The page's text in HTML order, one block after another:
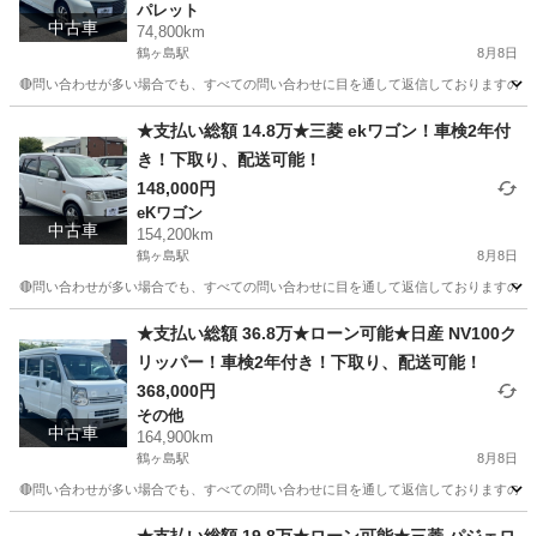
中古車
パレット
74,800km
鶴ヶ島駅 8月8日
🔴問い合わせが多い場合でも、すべての問い合わせに目を通して返信しております
鶴ヶ島駅 パレット 車両
中古車
★支払い総額 14.8万★三菱 ekワゴン！車検2年付
き！下取り、配送可能！
148,000円
eKワゴン
154,200km
鶴ヶ島駅 8月8日
🔴問い合わせが多い場合でも、すべての問い合わせに目を通して返信しております
鶴ヶ島駅 eKワゴン
中古車
★支払い総額 36.8万★ローン可能★日産 NV100ク
リッパー！車検2年付き！下取り、配送可能！
368,000円
その他
164,900km
鶴ヶ島駅 8月8日
🔴問い合わせが多い場合でも、すべての問い合わせに目を通して返信しております
鶴ヶ島駅 その他